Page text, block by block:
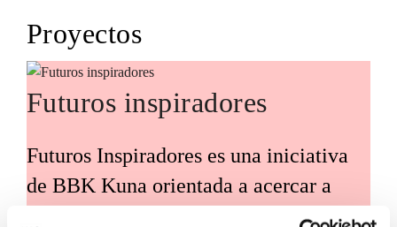
Proyectos
Futuros inspiradores
Futuros Inspiradores es una iniciativa
de BBK Kuna orientada a acercar a